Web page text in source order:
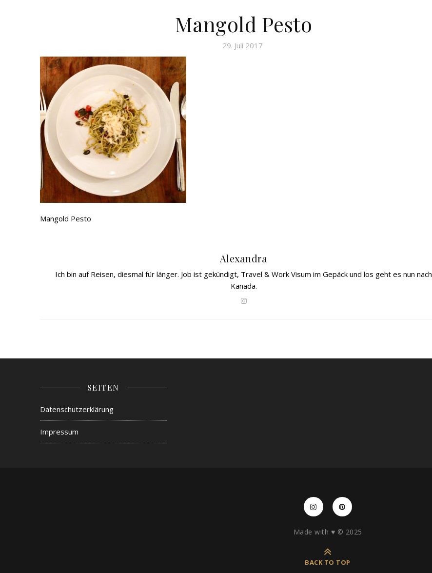
Mangold Pesto
29. Juli 2017
Mangold Pesto
Alexandra
Ich bin auf Reisen, diesmal für länger. Job ist gekündigt, Travel & Work Visum im Gepäck und los geht es nun nach
Kanada.
SEITEN
Datenschutzerklärung
Impressum
Made with ♥️ © 2025
BACK TO TOP